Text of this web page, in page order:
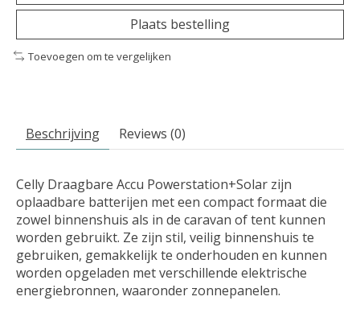
Plaats bestelling
Toevoegen om te vergelijken
Beschrijving Reviews (0)
Celly Draagbare Accu Powerstation+Solar zijn
oplaadbare batterijen met een compact formaat die
zowel binnenshuis als in de caravan of tent kunnen
worden gebruikt. Ze zijn stil, veilig binnenshuis te
gebruiken, gemakkelijk te onderhouden en kunnen
worden opgeladen met verschillende elektrische
energiebronnen, waaronder zonnepanelen.